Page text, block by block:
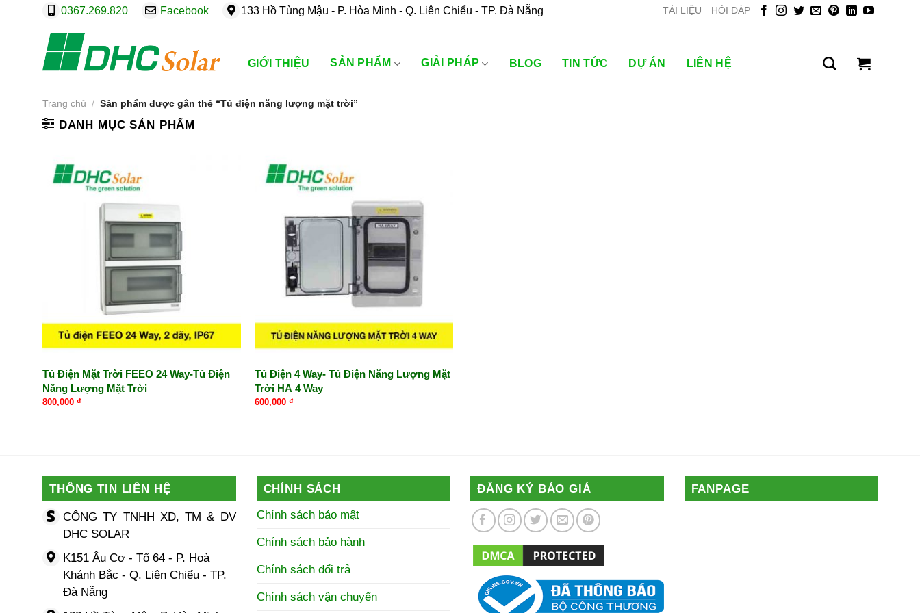
0367.269.820 Facebook 133 Hồ Tùng Mậu - P. Hòa Minh - Q. Liên Chiểu - TP. Đà Nẵng TÀI LIỆU HỎI ĐÁP
GIỚI THIỆU SẢN PHẨM GIẢI PHÁP BLOG TIN TỨC DỰ ÁN LIÊN HỆ
Trang chủ / Sản phẩm được gắn thẻ “Tủ điện năng lượng mặt trời”
DANH MỤC SẢN PHẨM
Tủ Điện Mặt Trời FEEO 24 Way-Tủ Điện
Năng Lượng Mặt Trời
800,000 ₫
Tủ Điện 4 Way- Tủ Điện Năng Lượng Mặt
Trời HA 4 Way
600,000 ₫
THÔNG TIN LIÊN HỆ
CÔNG TY TNHH XD, TM & DV
DHC SOLAR
K151 Âu Cơ - Tổ 64 - P. Hoà
Khánh Bắc - Q. Liên Chiểu - TP.
Đà Nẵng
CHÍNH SÁCH
Chính sách bảo mật
Chính sách bảo hành
Chính sách đổi trả
Chính sách vận chuyển
ĐĂNG KÝ BÁO GIÁ FANPAGE